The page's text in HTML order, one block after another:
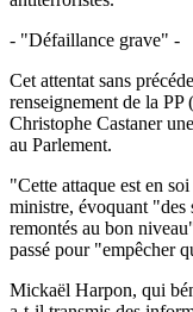
- "Défaillance grave" -
Cet attentat sans
renseignement de la
Christophe Castaner
au Parlement.
"Cette attaque est en
ministre, évoquant "des
remontés au bon
passé pour "empêcher
Mickaël Harpon, qui